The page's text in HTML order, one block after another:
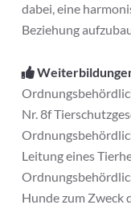
dabei, eine
Beziehung
Nr. 8f
Leitung eines
Hunde zum Zweck